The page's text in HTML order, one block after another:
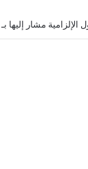
الإلزامية مشار إليها بـ